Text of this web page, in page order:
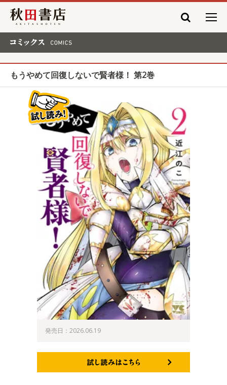
秋田書店
もうやめて回復しないで賢者様！ 第2巻
発売日：2026.06.19